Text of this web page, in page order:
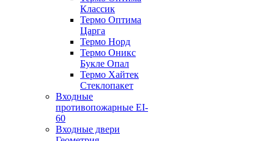
Классик
Термо Оптима
Царга
Термо Норд
Термо Оникс
Букле Опал
Термо Хайтек
Стеклопакет
Входные
противопожарные EI-
60
Входные двери